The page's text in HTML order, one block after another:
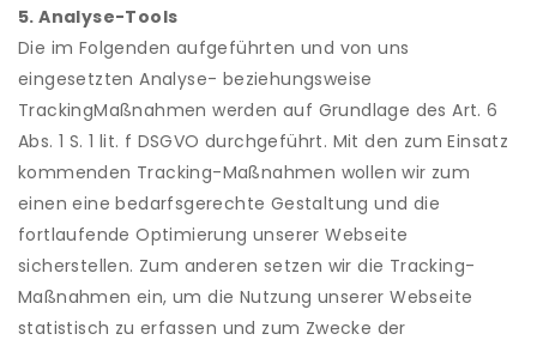
5. Analyse-Tools
Die im Folgenden aufgeführten und von uns
eingesetzten Analyse- beziehungsweise
TrackingMaßnahmen werden auf Grundlage des Art. 6
Abs. 1 S. 1 lit. f DSGVO durchgeführt. Mit den zum Einsatz
kommenden Tracking-Maßnahmen wollen wir zum
einen eine bedarfsgerechte Gestaltung und die
fortlaufende Optimierung unserer Webseite
sicherstellen. Zum anderen setzen wir die Tracking-
Maßnahmen ein, um die Nutzung unserer Webseite
statistisch zu erfassen und zum Zwecke der